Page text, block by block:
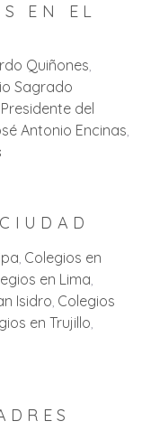
EN EL
Quiñones
Sagrado
del
Antonio Encinas
Colegios en
en Lima
Isidro Colegios
en Trujillo